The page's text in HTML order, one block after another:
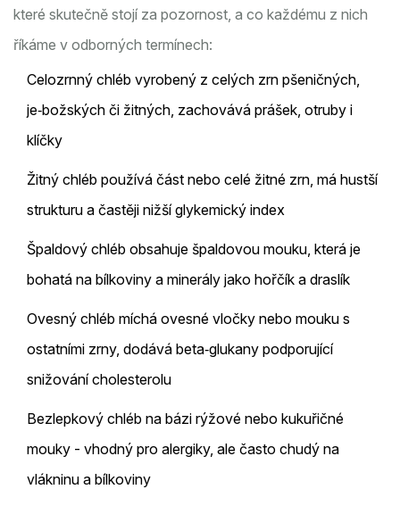
které skutečně stojí za pozornost, a co každému z nich
říkáme v odborných termínech:
Celozrnný chléb vyrobený z celých zrn pšeničných,
je‑božských či žitných, zachovává prášek, otruby i
klíčky
Žitný chléb používá část nebo celé žitné zrn, má hustší
strukturu a častěji nižší glykemický index
Špaldový chléb obsahuje špaldovou mouku, která je
bohatá na bílkoviny a minerály jako hořčík a draslík
Ovesný chléb míchá ovesné vločky nebo mouku s
ostatními zrny, dodává beta‑glukany podporující
snižování cholesterolu
Bezlepkový chléb na bázi rýžové nebo kukuřičné
mouky - vhodný pro alergiky, ale často chudý na
vlákninu a bílkoviny